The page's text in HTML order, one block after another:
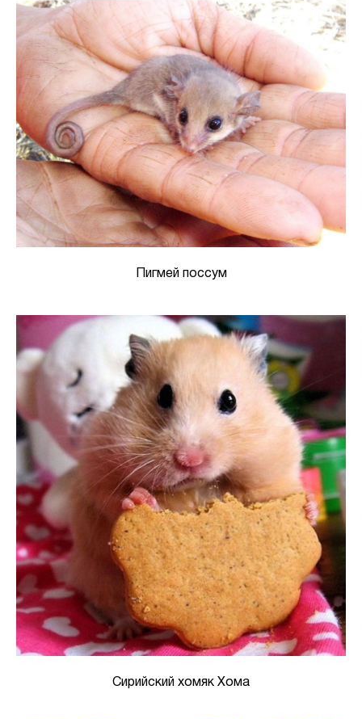
Пигмей поссум
Сирийский хомяк Хома